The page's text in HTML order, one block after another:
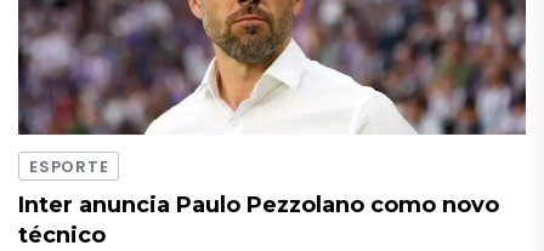
ESPORTE
Inter anuncia Paulo Pezzolano como novo
técnico